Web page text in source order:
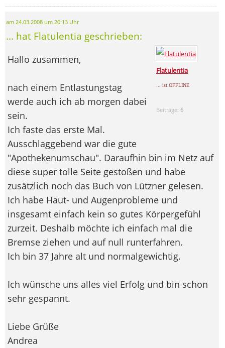
am 24.03.2008 um 20:13 Uhr
... hat Flatulentia geschrieben:
Flatulentia
... ist OFFLINE
Beiträge: 6
Hallo zusammen,
nach einem Entlastungstag
werde auch ich ab morgen dabei
sein.
Ich faste das erste Mal.
Ausschlaggebend war die gute
"Apothekenumschau". Daraufhin bin im Netz auf
diese super tolle Seite gestoßen und habe
zusätzlich noch das Buch von Lützner gelesen.
Ich habe Haut- und Augenprobleme und
insgesamt einfach kein so gutes Körpergefühl
zurzeit. Deshalb möchte ich einfach mal die
Bremse ziehen und auf null runterfahren.
Ich bin 37 Jahre alt und normalgewichtig.
Ich wünsche uns alles viel Erfolg und bin schon
sehr gespannt.
Liebe Grüße
Andrea